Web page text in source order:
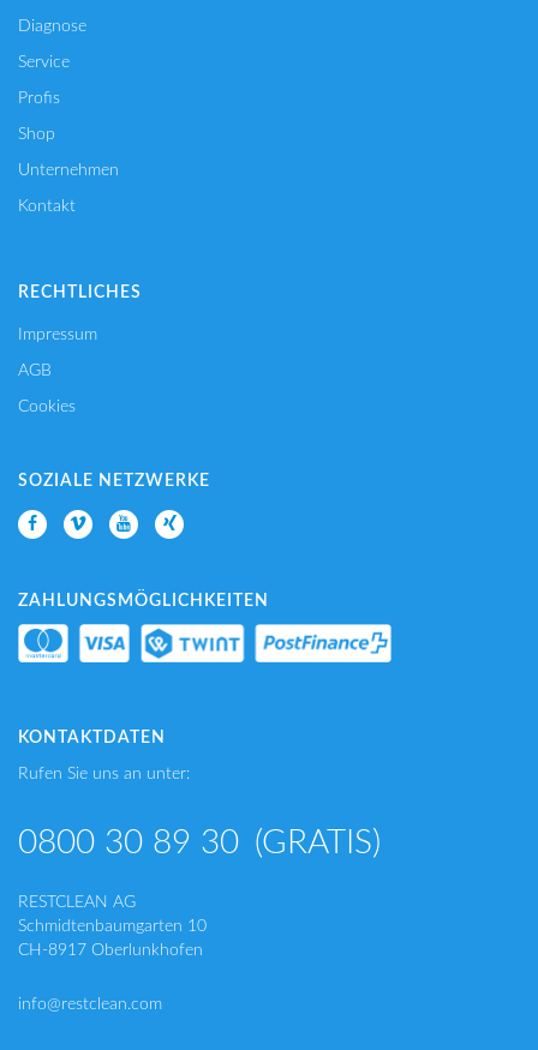
Diagnose
Service
Profis
Shop
Unternehmen
Kontakt
RECHTLICHES
Impressum
AGB
Cookies
SOZIALE NETZWERKE
ZAHLUNGSMÖGLICHKEITEN
KONTAKTDATEN
Rufen Sie uns an unter:
0800 30 89 30 (GRATIS)
RESTCLEAN AG
Schmidtenbaumgarten 10
CH-8917 Oberlunkhofen
info@restclean.com